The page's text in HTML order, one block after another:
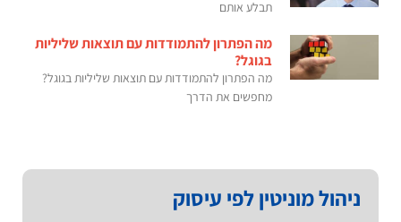
תבלע אותם
מה הפתרון להתמודדות עם תוצאות שליליות
בגוגל?
מה הפתרון להתמודדות עם תוצאות שליליות בגוגל?
מחפשים את הדרך
ניהול מוניטין לפי עיסוק